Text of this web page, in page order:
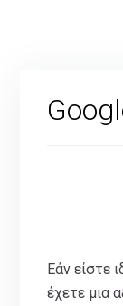
Εάν είστε
έχετε μια